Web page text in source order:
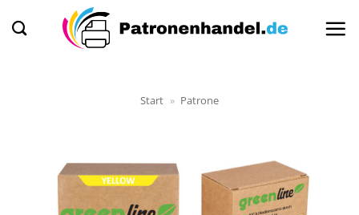
Inhalt
Start » Patrone